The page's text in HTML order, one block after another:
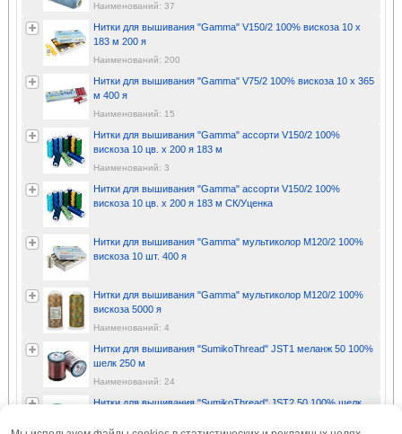
Наименований: 37
Нитки для вышивания "Gamma" V150/2 100% вискоза 10 x
183 м 200 я
Наименований: 200
Нитки для вышивания "Gamma" V75/2 100% вискоза 10 x 365
м 400 я
Наименований: 15
Нитки для вышивания "Gamma" ассорти V150/2 100%
вискоза 10 цв. x 200 я 183 м
Наименований: 3
Нитки для вышивания "Gamma" ассорти V150/2 100%
вискоза 10 цв. x 200 я 183 м СК/Уценка
Нитки для вышивания "Gamma" мультиколор M120/2 100%
вискоза 10 шт. 400 я
Нитки для вышивания "Gamma" мультиколор M120/2 100%
вискоза 5000 я
Наименований: 4
Нитки для вышивания "SumikoThread" JST1 меланж 50 100%
шелк 250 м
Наименований: 24
Нитки для вышивания "SumikoThread" JST2 50 100% шелк